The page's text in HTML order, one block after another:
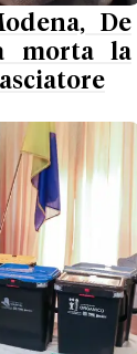
De
morta la